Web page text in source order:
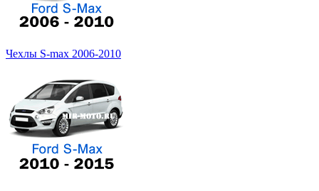
Чехлы S-max 2006-2010